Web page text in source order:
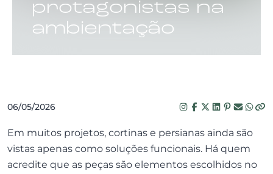
protagonistas na
ambientação
06/05/2026
Em muitos projetos, cortinas e persianas ainda são
vistas apenas como soluções funcionais. Há quem
acredite que as peças são elementos escolhidos no